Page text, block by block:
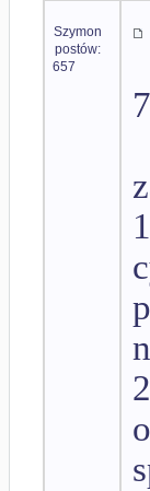
Szymon
postów:
657